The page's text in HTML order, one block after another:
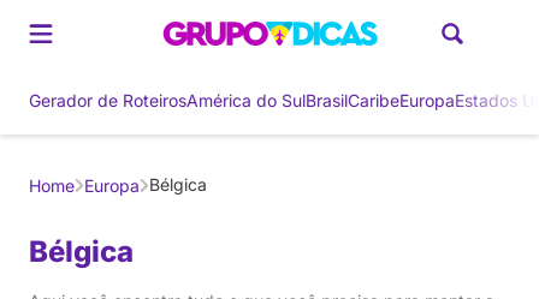
Gerador de RoteirosAmérica do SulBrasilCaribeEuropaEstados
Home Europa Bélgica
Bélgica